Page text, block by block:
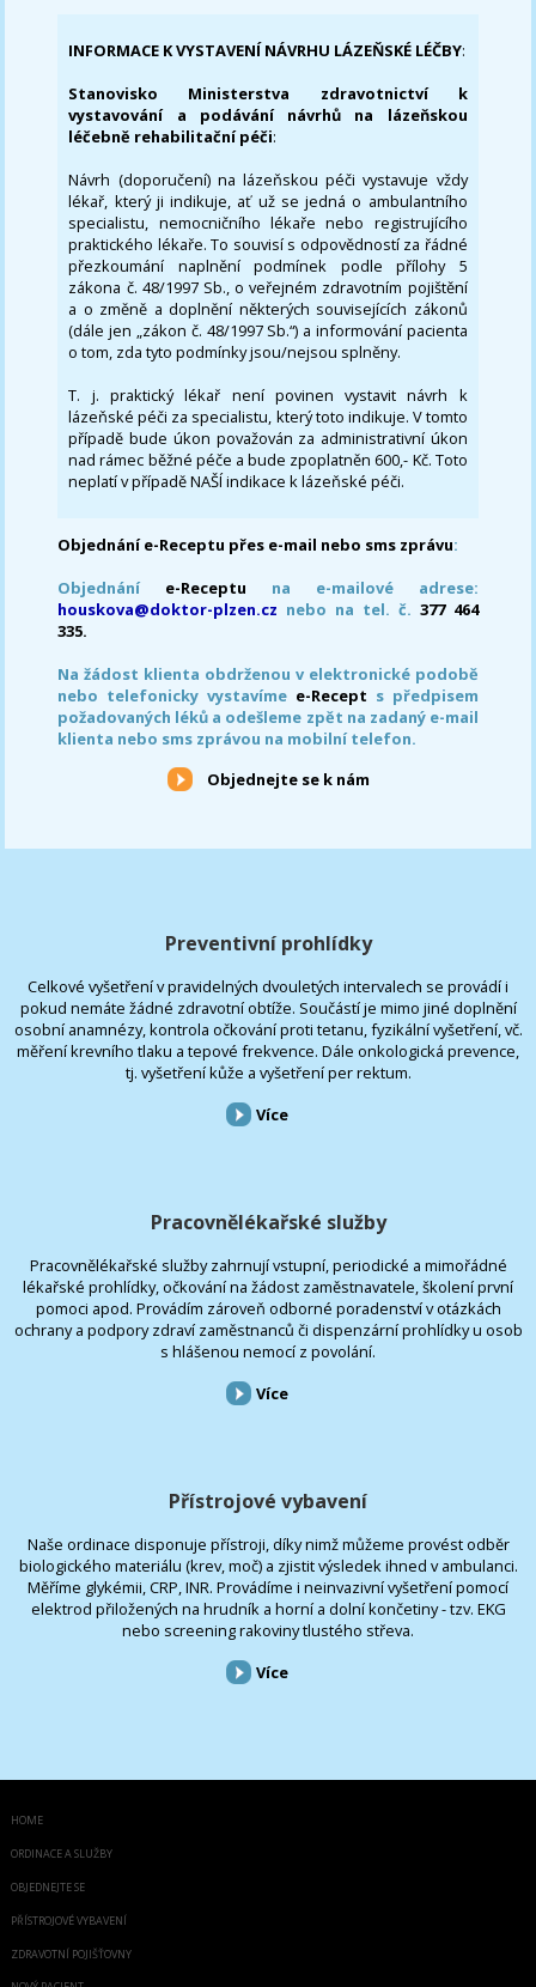
INFORMACE K VYSTAVENÍ NÁVRHU LÁZEŇSKÉ LÉČBY:
Stanovisko Ministerstva zdravotnictví k
vystavování a podávání návrhů na lázeňskou
léčebně rehabilitační péči:
Návrh (doporučení) na lázeňskou péči vystavuje vždy
lékař, který ji indikuje, ať už se jedná o ambulantního
specialistu, nemocničního lékaře nebo registrujícího
praktického lékaře. To souvisí s odpovědností za řádné
přezkoumání naplnění podmínek podle přílohy 5
zákona č. 48/1997 Sb., o veřejném zdravotním pojištění
a o změně a doplnění některých souvisejících zákonů
(dále jen „zákon č. 48/1997 Sb.“) a informování pacienta
o tom, zda tyto podmínky jsou/nejsou splněny.
T. j. praktický lékař není povinen vystavit návrh k
lázeňské péči za specialistu, který toto indikuje. V tomto
případě bude úkon považován za administrativní úkon
nad rámec běžné péče a bude zpoplatněn 600,- Kč. Toto
neplatí v případě NAŠÍ indikace k lázeňské péči.
Objednání e-Receptu přes e-mail nebo sms zprávu:
Objednání e-Receptu na e-mailové adrese:
houskova@doktor-plzen.cz nebo na tel. č. 377 464
335.
Na žádost klienta obdrženou v elektronické podobě
nebo telefonicky vystavíme e-Recept s předpisem
požadovaných léků a odešleme zpět na zadaný e-mail
klienta nebo sms zprávou na mobilní telefon.
Objednejte se k nám
Preventivní prohlídky
Celkové vyšetření v pravidelných dvouletých intervalech se provádí i
pokud nemáte žádné zdravotní obtíže. Součástí je mimo jiné doplnění
osobní anamnézy, kontrola očkování proti tetanu, fyzikální vyšetření, vč.
měření krevního tlaku a tepové frekvence. Dále onkologická prevence,
tj. vyšetření kůže a vyšetření per rektum.
Více
Pracovnělékařské služby
Pracovnělékařské služby zahrnují vstupní, periodické a mimořádné
lékařské prohlídky, očkování na žádost zaměstnavatele, školení první
pomoci apod. Provádím zároveň odborné poradenství v otázkách
ochrany a podpory zdraví zaměstnanců či dispenzární prohlídky u osob
s hlášenou nemocí z povolání.
Více
Přístrojové vybavení
Naše ordinace disponuje přístroji, díky nimž můžeme provést odběr
biologického materiálu (krev, moč) a zjistit výsledek ihned v ambulanci.
Měříme glykémii, CRP, INR. Provádíme i neinvazivní vyšetření pomocí
elektrod přiložených na hrudník a horní a dolní končetiny - tzv. EKG
nebo screening rakoviny tlustého střeva.
Více
HOME
ORDINACE A SLUŽBY
OBJEDNEJTE SE
PŘÍSTROJOVÉ VYBAVENÍ
ZDRAVOTNÍ POJIŠŤOVNY